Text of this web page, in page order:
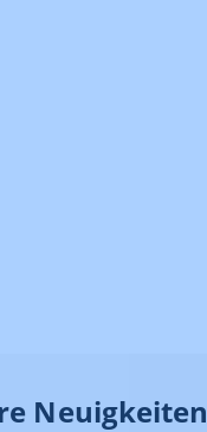
Neuigkeiten